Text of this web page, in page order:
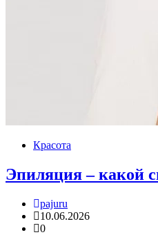
Красота
Эпиляция – какой
pajuru
10.06.2026
0